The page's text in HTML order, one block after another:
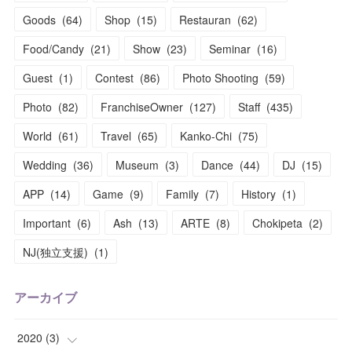
Goods (64) Shop (15) Restauran (62)
Food/Candy (21) Show (23) Seminar (16)
Guest (1) Contest (86) Photo Shooting (59)
Photo (82) FranchiseOwner (127) Staff (435)
World (61) Travel (65) Kanko-Chi (75)
Wedding (36) Museum (3) Dance (44) DJ (15)
APP (14) Game (9) Family (7) History (1)
Important (6) Ash (13) ARTE (8) Chokipeta (2)
NJ(独立支援) (1)
アーカイブ
2020 (3)